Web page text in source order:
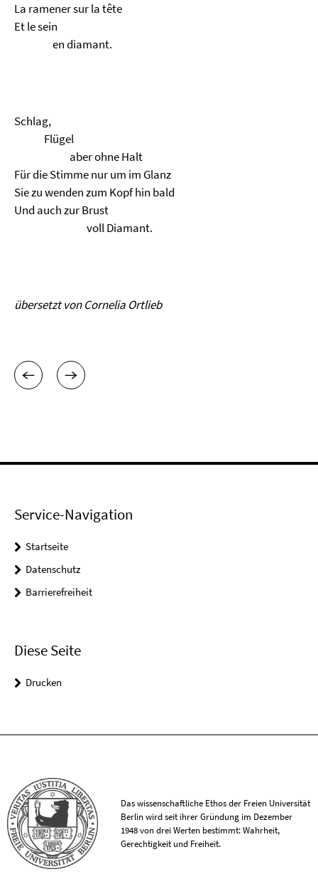
La ramener sur la tête
Et le sein
en diamant.
Schlag,
Flügel
aber ohne Halt
Für die Stimme nur um im Glanz
Sie zu wenden zum Kopf hin bald
Und auch zur Brust
voll Diamant.
übersetzt von Cornelia Ortlieb
Service-Navigation
Startseite
Datenschutz
Barrierefreiheit
Diese Seite
Drucken
Das wissenschaftliche Ethos der Freien Universität
Berlin wird seit ihrer Gründung im Dezember
1948 von drei Werten bestimmt: Wahrheit,
Gerechtigkeit und Freiheit.